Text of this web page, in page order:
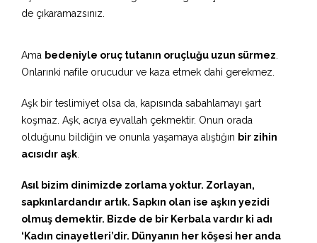
de çıkaramazsınız.
Ama bedeniyle oruç tutanın oruçluğu uzun sürmez
Onlarınki nafile orucudur ve kaza etmek dahi gerekmez.
Aşk bir teslimiyet olsa da, kapısında sabahlamayı şart
koşmaz. Aşk, acıya eyvallah çekmektir. Onun orada
olduğunu bildiğin ve onunla yaşamaya alıştığın bir zihin
acısıdır aşk
Asıl bizim dinimizde zorlama yoktur. Zorlayan,
sapkınlardandır artık. Sapkın olan ise aşkın yezidi
olmuş demektir. Bizde de bir Kerbala vardır ki adı
‘Kadın cinayetleri’dir. Dünyanın her köşesi her anda